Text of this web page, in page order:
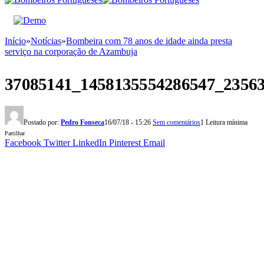
Início»Notícias»Bombeira com 78 anos de idade ainda presta
serviço na corporação de Azambuja
Postado por: Pedro Fonseca16/07/18 - 15:26 Sem comentários1 Leitura mínima
Partilhar
Facebook Twitter LinkedIn Pinterest Email